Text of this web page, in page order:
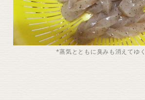
*蒸気とともに臭みも消えてゆ